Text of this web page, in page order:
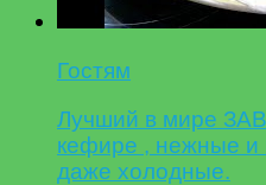
Гостям
Лучший в мире
кефире , нежные и
даже холодные.